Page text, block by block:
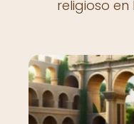
religioso